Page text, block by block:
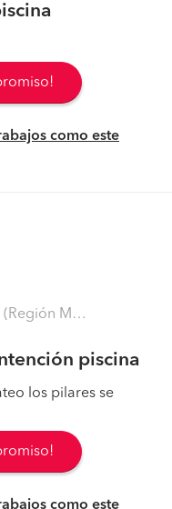
como este
- Maipo)
piscina
los pilares se
como este